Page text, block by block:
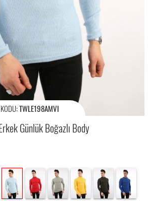
TWLE198AMVI
Günlük Boğazlı Body